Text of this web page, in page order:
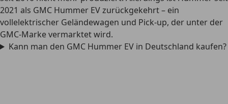
2021 als GMC Hummer EV zurückgekehrt – ein
vollelektrischer Geländewagen und Pick-up, der unter der
GMC-Marke vermarktet wird.
Kann man den GMC Hummer EV in Deutschland kaufen?